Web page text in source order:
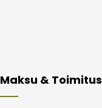
Maksu & Toimitus